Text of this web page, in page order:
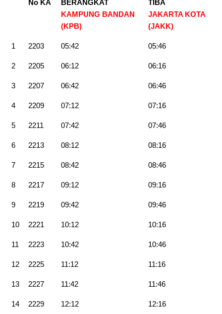
No KA
BERANGKAT
KAMPUNG BANDAN
(KPB)
TIBA
JAKARTA KOTA
(JAKK)
1 2203 05:42 05:46
2 2205 06:12 06:16
3 2207 06:42 06:46
4 2209 07:12 07:16
5 2211 07:42 07:46
6 2213 08:12 08:16
7 2215 08:42 08:46
8 2217 09:12 09:16
9 2219 09:42 09:46
10 2221 10:12 10:16
11 2223 10:42 10:46
12 2225 11:12 11:16
13 2227 11:42 11:46
14 2229 12:12 12:16